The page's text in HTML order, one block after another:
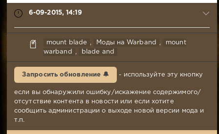
6-09-2015, 14:19
Branch_Warren
09-
Комментариев:
53
Просмотров:
mount blade Моды на Warband
mount
warband
blade and
Запросить обновление 🔔 - используйте эту кнопку
если вы обнаружили ошибку/искажение содержимого/
отсутствие контента в новости или если хотите
сообщить администрации о выходе новой версии мода и
т.п.